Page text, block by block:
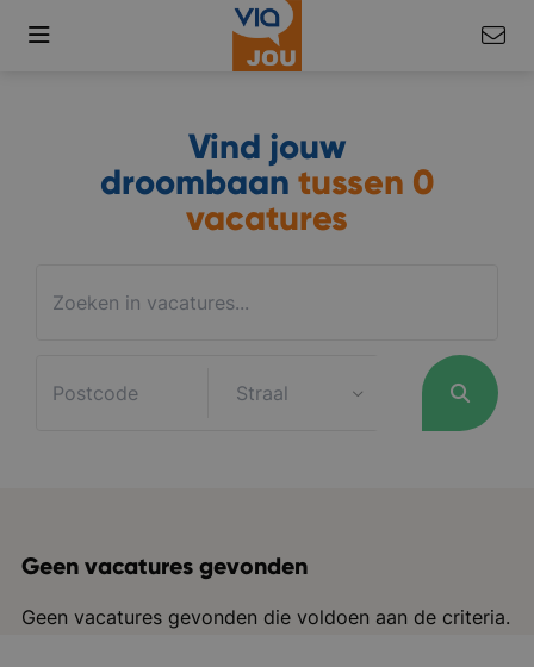
Vind jouw
droombaan tussen 0
vacatures
Geen vacatures gevonden
Geen vacatures gevonden die voldoen aan de criteria.